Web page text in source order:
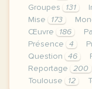
Groupes
131
Mise
173
Œuvre
186
Présence
4
Question
46
Reportage
200
Toulouse
12